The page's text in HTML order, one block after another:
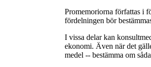
Promemoriorna författas i
fördelningen bör
I vissa delar kan
ekonomi. Även när det
medel -- bestämma om